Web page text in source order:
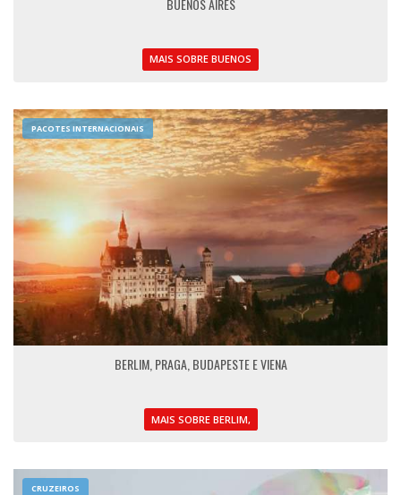
BUENOS AIRES
MAIS SOBRE BUENOS
PACOTES INTERNACIONAIS
BERLIM, PRAGA, BUDAPESTE E VIENA
MAIS SOBRE BERLIM,
CRUZEIROS